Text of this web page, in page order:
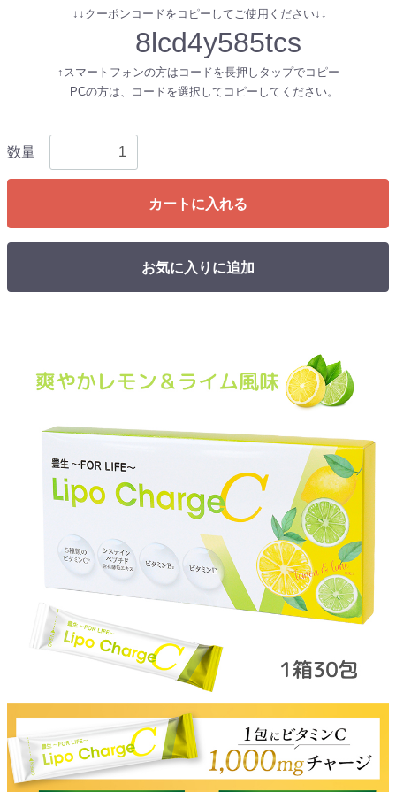
↓↓クーポンコードをコピーしてご使用ください↓↓
8lcd4y585tcs
↑スマートフォンの方はコードを長押しタップでコピー
PCの方は、コードを選択してコピーしてください。
数量
カートに入れる
お気に入りに追加